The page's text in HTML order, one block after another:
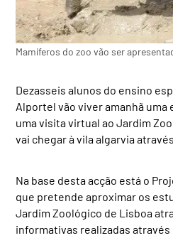
Mamíferos do zoo vão ser
Dezasseis alunos do ensino
Alportel vão viver amanhã
uma visita virtual ao Jardim
vai chegar à vila algarvia
Na base desta acção está o
que pretende aproximar os
Jardim Zoológico de Lisboa
informativas realizadas